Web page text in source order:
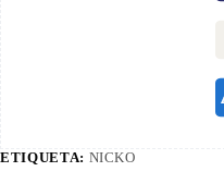
ETIQUETA: NICKO